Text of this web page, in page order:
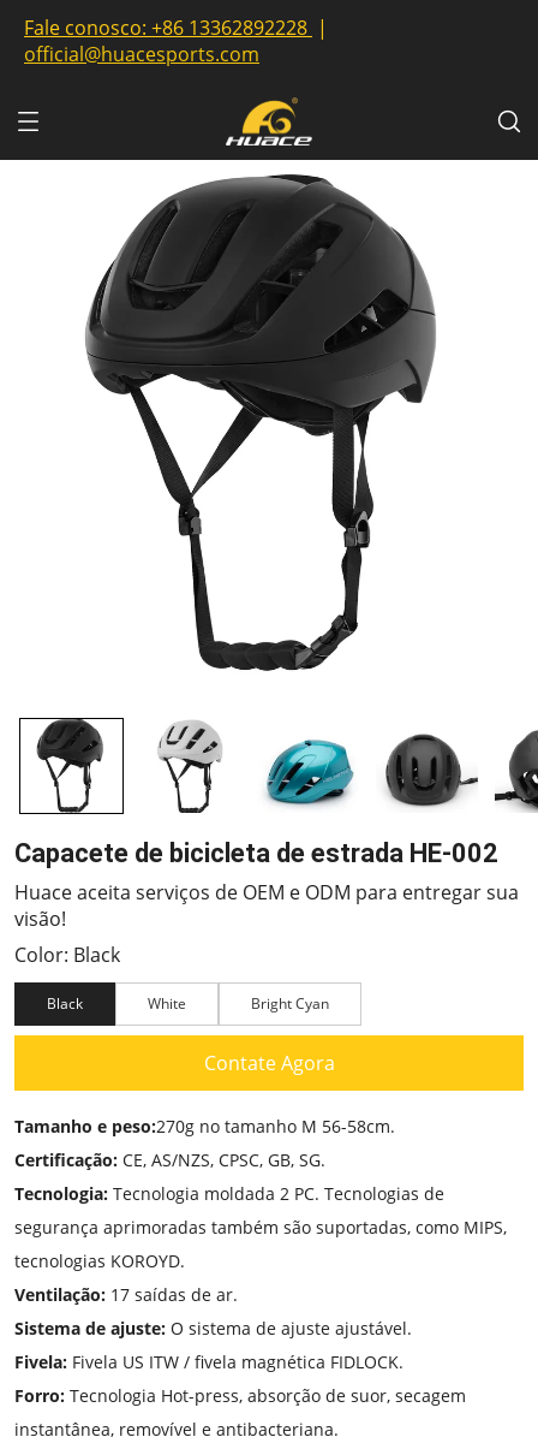
Fale conosco: +86 13362892228 |
official@huacesports.com
Capacete de bicicleta de estrada HE-002
Huace aceita serviços de OEM e ODM para entregar sua
visão!
Color: Black
Black White Bright Cyan
Contate Agora
Tamanho e peso:270g no tamanho M 56-58cm.
Certificação: CE, AS/NZS, CPSC, GB, SG.
Tecnologia: Tecnologia moldada 2 PC. Tecnologias de
segurança aprimoradas também são suportadas, como MIPS,
tecnologias KOROYD.
Ventilação: 17 saídas de ar.
Sistema de ajuste: O sistema de ajuste ajustável.
Fivela: Fivela US ITW / fivela magnética FIDLOCK.
Forro: Tecnologia Hot-press, absorção de suor, secagem
instantânea, removível e antibacteriana.